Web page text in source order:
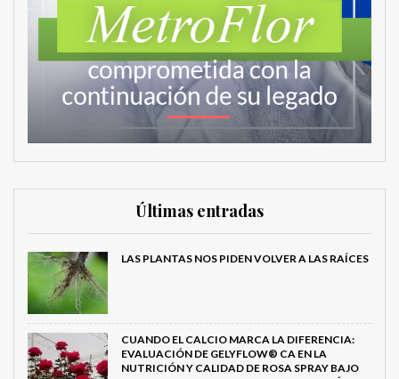
Últimas entradas
LAS PLANTAS NOS PIDEN VOLVER A LAS RAÍCES
CUANDO EL CALCIO MARCA LA DIFERENCIA:
EVALUACIÓN DE GELYFLOW® CA EN LA
NUTRICIÓN Y CALIDAD DE ROSA SPRAY BAJO